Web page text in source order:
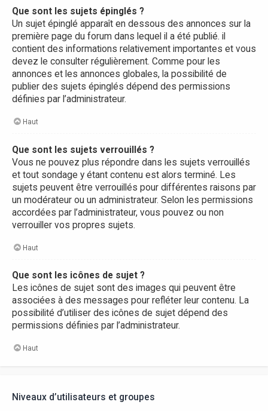
Que sont les sujets épinglés ?
Un sujet épinglé apparaît en dessous des annonces sur la
première page du forum dans lequel il a été publié. il
contient des informations relativement importantes et vous
devez le consulter régulièrement. Comme pour les
annonces et les annonces globales, la possibilité de
publier des sujets épinglés dépend des permissions
définies par l’administrateur.
Haut
Que sont les sujets verrouillés ?
Vous ne pouvez plus répondre dans les sujets verrouillés
et tout sondage y étant contenu est alors terminé. Les
sujets peuvent être verrouillés pour différentes raisons par
un modérateur ou un administrateur. Selon les permissions
accordées par l’administrateur, vous pouvez ou non
verrouiller vos propres sujets.
Haut
Que sont les icônes de sujet ?
Les icônes de sujet sont des images qui peuvent être
associées à des messages pour refléter leur contenu. La
possibilité d’utiliser des icônes de sujet dépend des
permissions définies par l’administrateur.
Haut
Niveaux d’utilisateurs et groupes